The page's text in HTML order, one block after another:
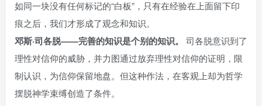
如同一块没有任何标记的“白板”，只有在经验在上面留下印
痕之后，我们才形成了观念和知识。
邓斯·司各脱——完善的知识是个别的知识。 司各脱意识到了
理性对信仰的威胁，并力图通过放弃理性对信仰的证明，限
制认识，为信仰保留地盘。但这种作法，在客观上却为哲学
摆脱神学束缚创造了条件。